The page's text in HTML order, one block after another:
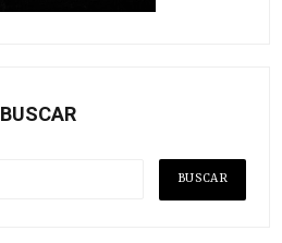
BUSCAR